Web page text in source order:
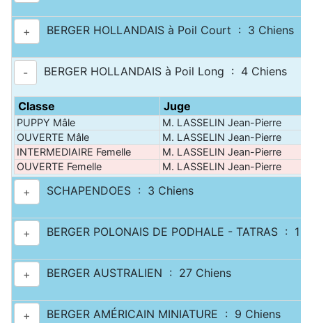
+ BERGER HOLLANDAIS à Poil Court : 3 Chiens
- BERGER HOLLANDAIS à Poil Long : 4 Chiens
Classe Juge
PUPPY Mâle
M. LASSELIN Jean-Pierre
OUVERTE Mâle
M. LASSELIN Jean-Pierre
INTERMEDIAIRE Femelle
M. LASSELIN Jean-Pierre
OUVERTE Femelle
M. LASSELIN Jean-Pierre
+ SCHAPENDOES : 3 Chiens
+ BERGER POLONAIS DE PODHALE - TATRAS : 1
+ BERGER AUSTRALIEN : 27 Chiens
+ BERGER AMÉRICAIN MINIATURE : 9 Chiens